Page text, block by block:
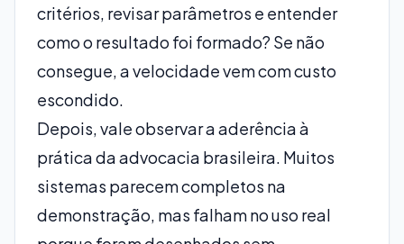
critérios, revisar parâmetros e entender
como o resultado foi formado? Se não
consegue, a velocidade vem com custo
escondido.
Depois, vale observar a aderência à
prática da advocacia brasileira. Muitos
sistemas parecem completos na
demonstração, mas falham no uso real